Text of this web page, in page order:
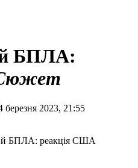
БПЛА:
березня 2023, 21:55